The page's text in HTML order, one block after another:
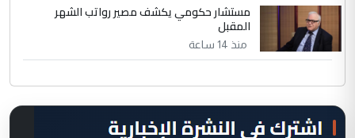
مستشار حكومي يكشف مصير رواتب الشهر
المقبل
منذ 14 ساعة